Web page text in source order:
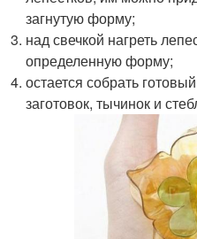
загнутую форму;
над свечкой нагреть
определенную форму;
остается собрать
заготовок, тычинок и